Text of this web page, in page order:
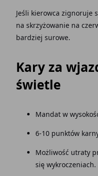
Jeśli kierowca zignoruje
na skrzyżowanie na
bardziej surowe.
Kary za
świetle
Mandat w
6-10 punktów
Możliwość utraty
się wykroczeniach.